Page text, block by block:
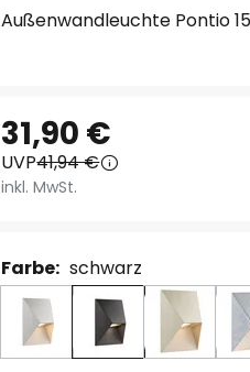
Außenwandleuchte Pontio
31,90 €
UVP41,94 €
inkl. MwSt.
Farbe: schwarz